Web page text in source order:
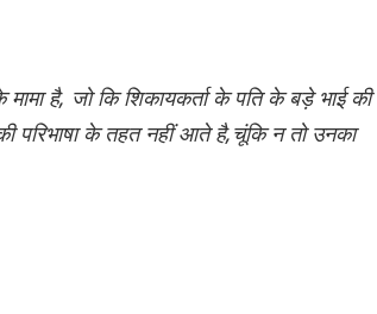
मामा है, जो कि शिकायकर्ता के पति के बड़े भाई की
परिभाषा के तहत नहीं आते है,चूंकि न तो उनका